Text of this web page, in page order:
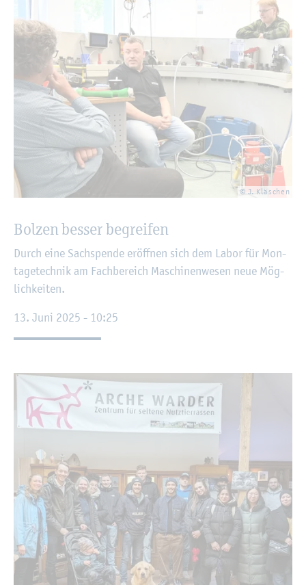
© J. Kläschen
Bol­zen bes­ser be­grei­fen
Durch eine Sach­spen­de er­öff­nen sich dem Labor für Mon­
ta­ge­tech­nik am Fach­be­reich Ma­schi­nen­we­sen neue Mög­
lich­kei­ten.
13. Juni 2025 - 10:25